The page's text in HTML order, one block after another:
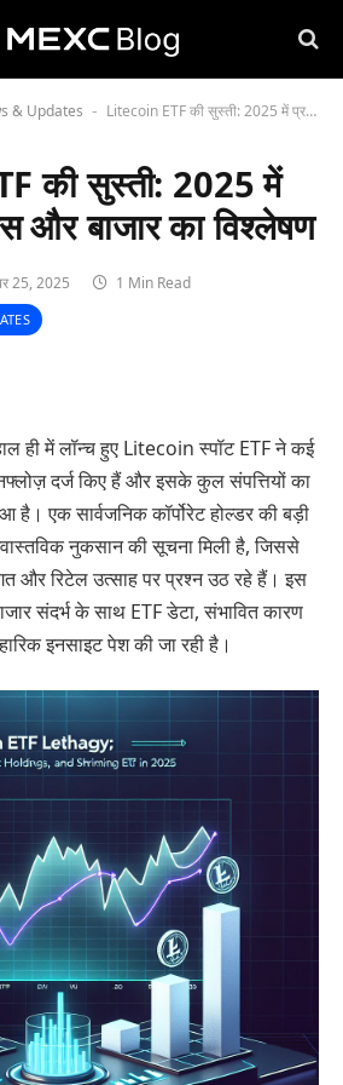
& Updates - Litecoin ETF की सुस्ती: 2025 में प्रवाह, होल्डिंग्स और बाजार का विश्लेषण
की सुस्ती: 2025 में
और बाजार का विश्लेषण
25, 2025 1 Min Read
ही में लॉन्च हुए Litecoin स्पॉट ETF ने कई
दर्ज किए हैं और इसके कुल संपत्तियों का
है। एक सार्वजनिक कॉर्पोरेट होल्डर की बड़ी
नुकसान की सूचना मिली है, जिससे
और रिटेल उत्साह पर प्रश्न उठ रहे हैं। इस
संदर्भ के साथ ETF डेटा, संभावित कारण
इनसाइट पेश की जा रही है।